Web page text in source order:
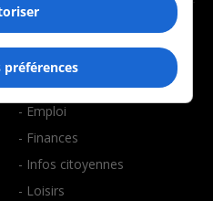
- Affaires
- Art de vivre
- Bien-être
- Emploi
- Finances
- Infos citoyennes
- Loisirs
préférences